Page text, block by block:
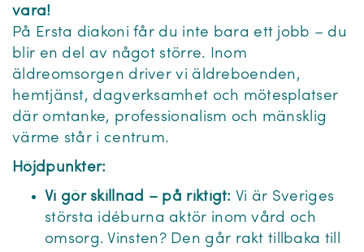
vara!
På Ersta diakoni får du inte bara ett jobb – du
blir en del av något större. Inom
äldreomsorgen driver vi äldreboenden,
hemtjänst, dagverksamhet och mötesplatser
där omtanke, professionalism och mänsklig
värme står i centrum.
Höjdpunkter:
Vi gör skillnad – på riktigt: Vi är Sveriges
största idéburna aktör inom vård och
omsorg. Vinsten? Den går rakt tillbaka till